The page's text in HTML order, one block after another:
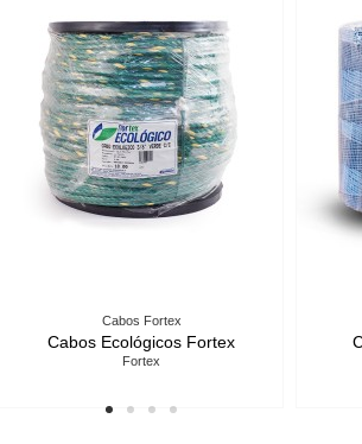
Piolas Torcidas Alquitranadas Dos